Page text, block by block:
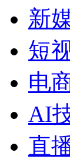
新
短
电
AI
直